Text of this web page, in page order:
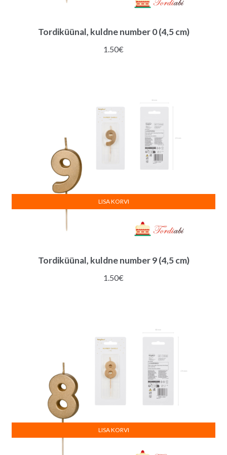
Tordiküünal, kuldne number 0 (4,5 cm)
1.50€
Tordiküünal, kuldne number 9 (4,5 cm)
1.50€
LISA KORVI
LISA KORVI